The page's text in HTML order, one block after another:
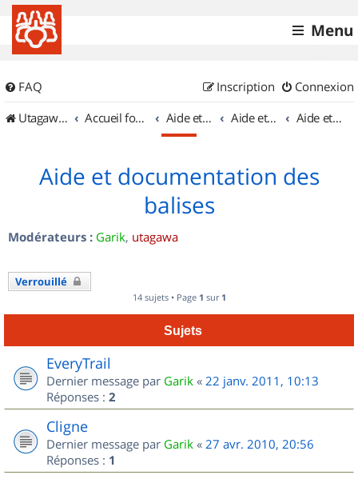
Menu
FAQ Connexion
Inscription
UtagawaVTT (Randos VTT et VTTAE avec traces GPS)
Accueil forum Aide et documentation Aide et documentation Aide et documentation des balises
Aide et documentation des
balises
Modérateurs : Garik, utagawa
Verrouillé
14 sujets • Page 1 sur 1
Sujets
EveryTrail
Dernier message par Garik « 22 janv. 2011, 10:13
Réponses : 2
Cligne
Dernier message par Garik « 27 avr. 2010, 20:56
Réponses : 1